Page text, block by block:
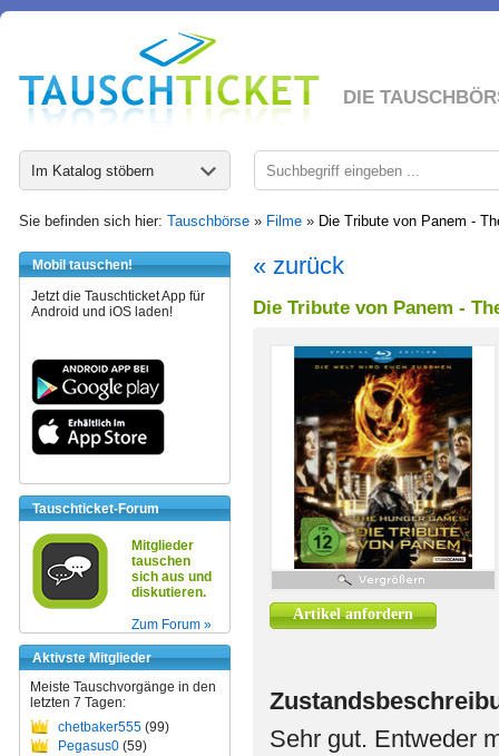
DIE
Im Katalog stöbern
Sie befinden sich hier: Tauschbörse » Filme » Die Tribute von Panem -
Mobil tauschen!
Jetzt die Tauschticket App für
Android und iOS laden!
Tauschticket-Forum
Mitglieder
tauschen
sich aus und
diskutieren.
Zum Forum »
Aktivste Mitglieder
Meiste Tauschvorgänge in den
letzten 7 Tagen:
chetbaker555 (99)
Pegasus0 (59)
« zurück
Die Tribute von Panem -
Artikel anfordern
Sehr gut. Entweder